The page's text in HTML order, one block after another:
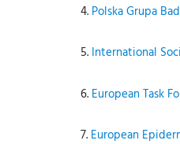
4. Polska Grupa
5. International
6. European Task
7. European